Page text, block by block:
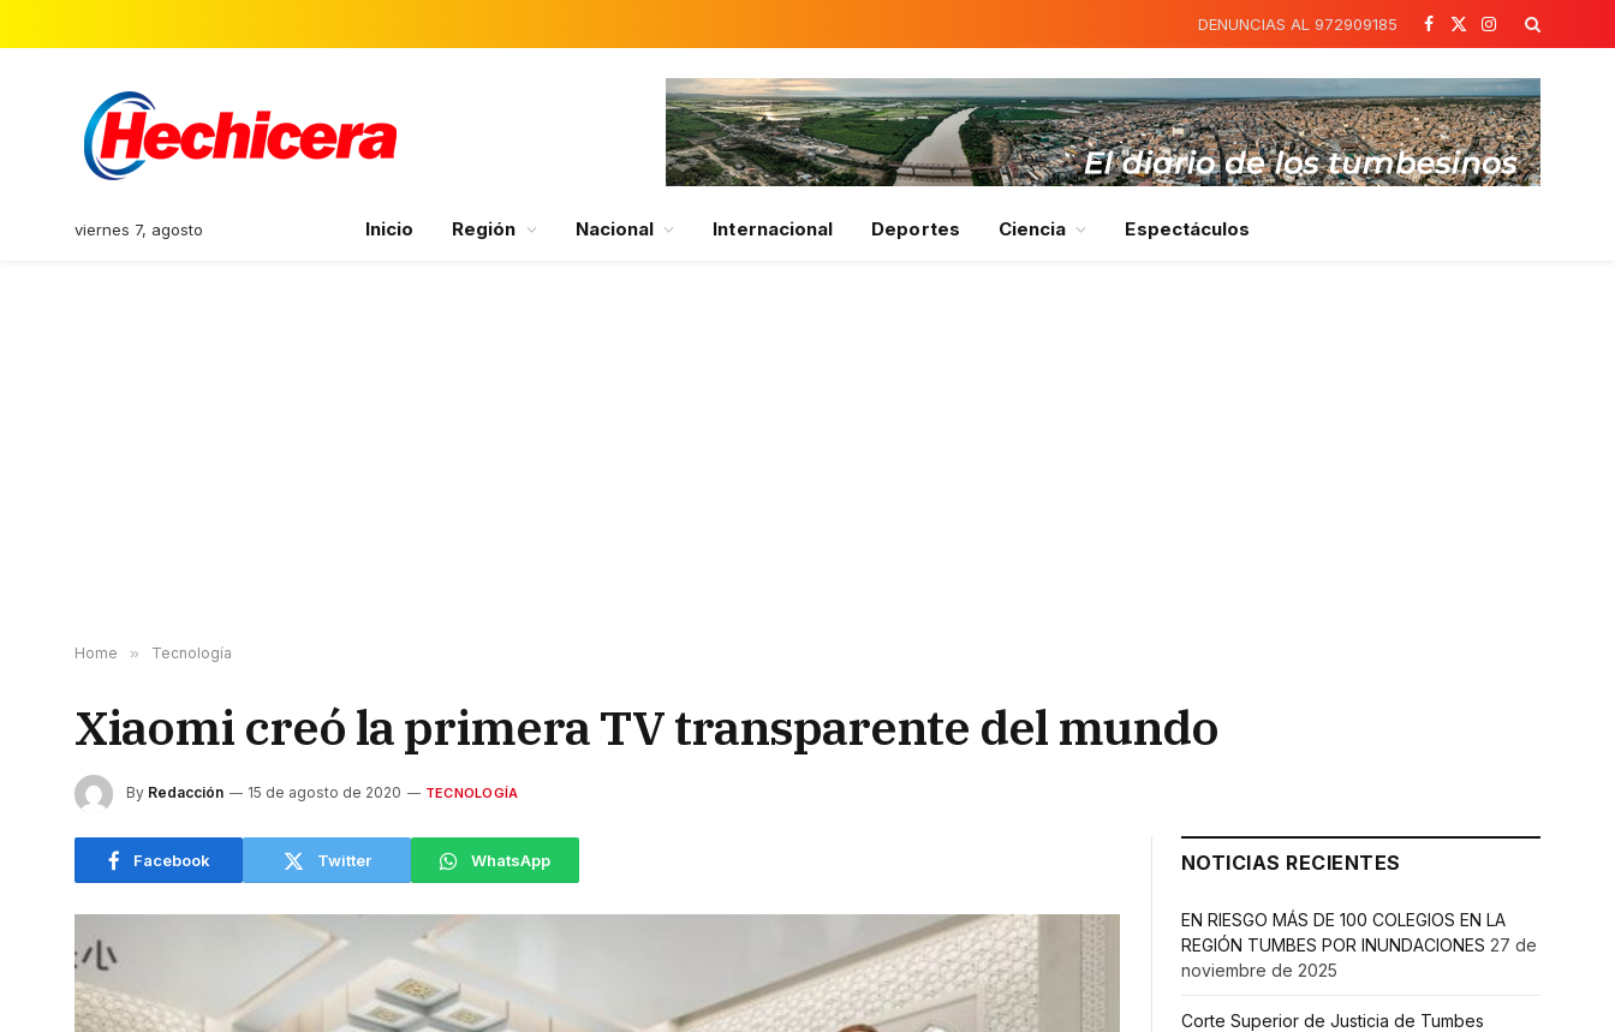
DENUNCIAS AL 972909185
Facebook
X
Instagram
viernes 7, agosto Inicio Región Nacional Internacional Deportes Ciencia Espectáculos
Home » Tecnología
Xiaomi creó la primera TV transparente del mundo
By Redacción 15 de agosto de 2020 TECNOLOGÍA
Facebook Twitter WhatsApp NOTICIAS RECIENTES
EN RIESGO MÁS DE 100 COLEGIOS EN LA
REGIÓN TUMBES POR INUNDACIONES 27 de
noviembre de 2025
Corte Superior de Justicia de Tumbes